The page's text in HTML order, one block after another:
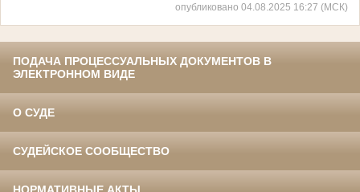
опубликовано 04.08.2025 16:27 (МСК)
ПОДАЧА ПРОЦЕССУАЛЬНЫХ ДОКУМЕНТОВ В
ЭЛЕКТРОННОМ ВИДЕ
О СУДЕ
СУДЕЙСКОЕ СООБЩЕСТВО